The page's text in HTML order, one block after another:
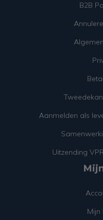
B2B
Aanmelden als
Uitzending
Mijn